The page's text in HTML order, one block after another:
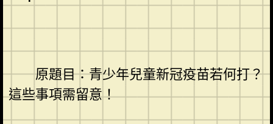
原題目：青少年兒童新冠疫苗若何打？
這些事項需留意！